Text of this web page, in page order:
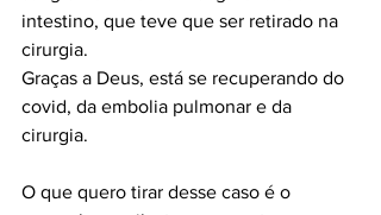
intestino, que teve que ser retirado na
cirurgia.
Graças a Deus, está se recuperando do
covid, da embolia pulmonar e da
cirurgia.
O que quero tirar desse caso é o